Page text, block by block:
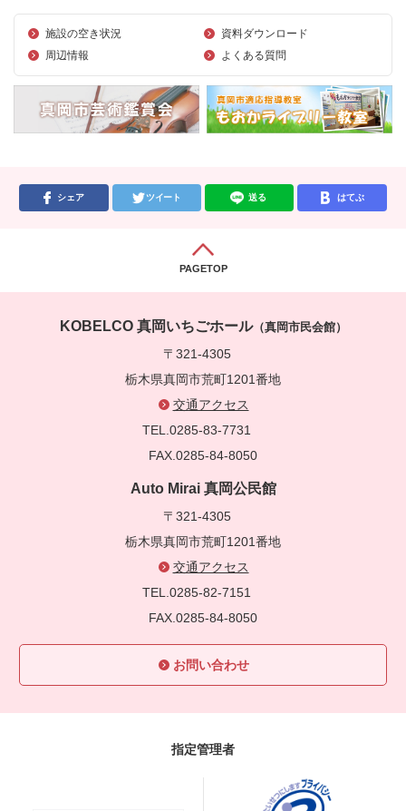
施設の空き状況
資料ダウンロード
周辺情報
よくある質問
シェア ツイート 送る はてぶ
PAGETOP
KOBELCO 真岡いちごホール（真岡市民会館）
〒321-4305
栃木県真岡市荒町1201番地
交通アクセス
TEL.0285-83-7731
FAX.0285-84-8050
Auto Mirai 真岡公民館
〒321-4305
栃木県真岡市荒町1201番地
交通アクセス
TEL.0285-82-7151
FAX.0285-84-8050
お問い合わせ
指定管理者